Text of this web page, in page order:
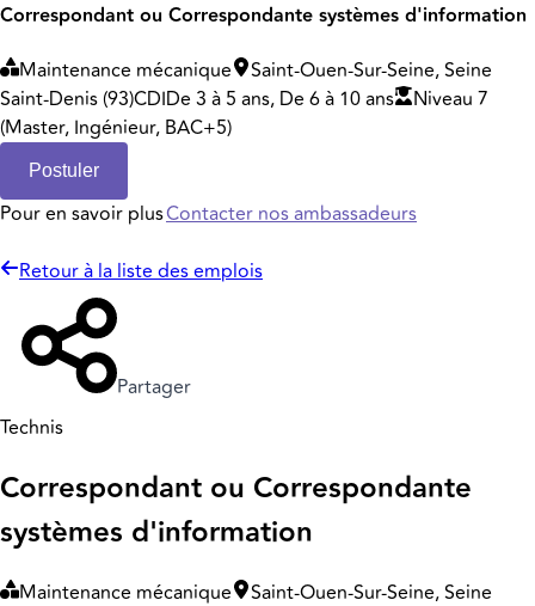
Correspondant ou Correspondante systèmes d'information
Maintenance mécanique
Saint-Ouen-Sur-Seine, Seine
Saint-Denis (93)CDIDe 3 à 5 ans, De 6 à 10 ans
Niveau 7
(Master, Ingénieur, BAC+5)
Postuler
Pour en savoir plusContacter nos ambassadeurs
Retour à la liste des emplois
Partager
Technis
Correspondant ou Correspondante
systèmes d'information
Maintenance mécanique
Saint-Ouen-Sur-Seine, Seine